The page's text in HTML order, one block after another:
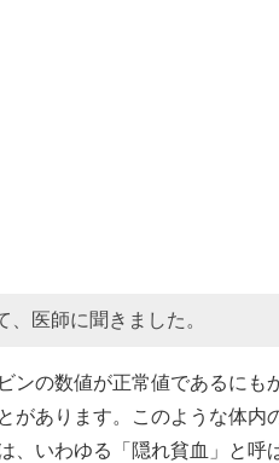
医師に聞きました。
ンの数値が正常値であるにも
があります。このような体内
、いわゆる「隠れ貧血」と呼